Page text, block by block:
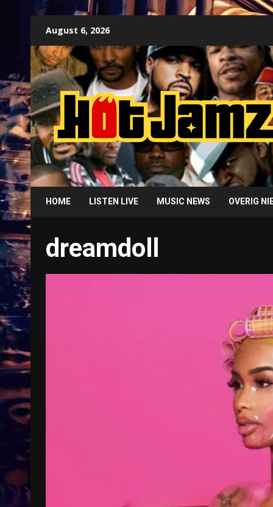
content
August 6, 2026
HOME LISTEN LIVE MUSIC NEWS OVERIG
dreamdoll
Treinkaartjes worden duurder,
abonnementen verdwijnen